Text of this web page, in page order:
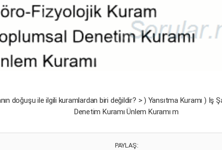
doğuşu ile ilgili kuramlardan biri değildir? > ) Yansıtma Kuramı ) Iş
Denetim Kuramı Ünlem Kuramı m
PAYLAŞ: